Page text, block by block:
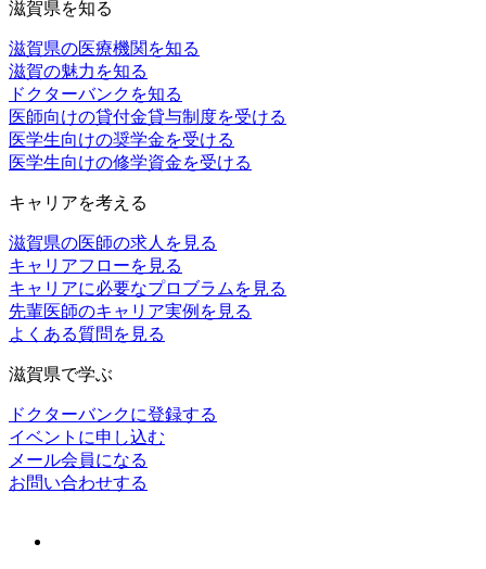
滋賀県を知る
滋賀県の医療機関を知る
滋賀の魅力を知る
ドクターバンクを知る
医師向けの貸付金貸与制度を受ける
医学生向けの奨学金を受ける
医学生向けの修学資金を受ける
キャリアを考える
滋賀県の医師の求人を見る
キャリアフローを見る
キャリアに必要なプロブラムを見る
先輩医師のキャリア実例を見る
よくある質問を見る
滋賀県で学ぶ
ドクターバンクに登録する
イベントに申し込む
メール会員になる
お問い合わせする